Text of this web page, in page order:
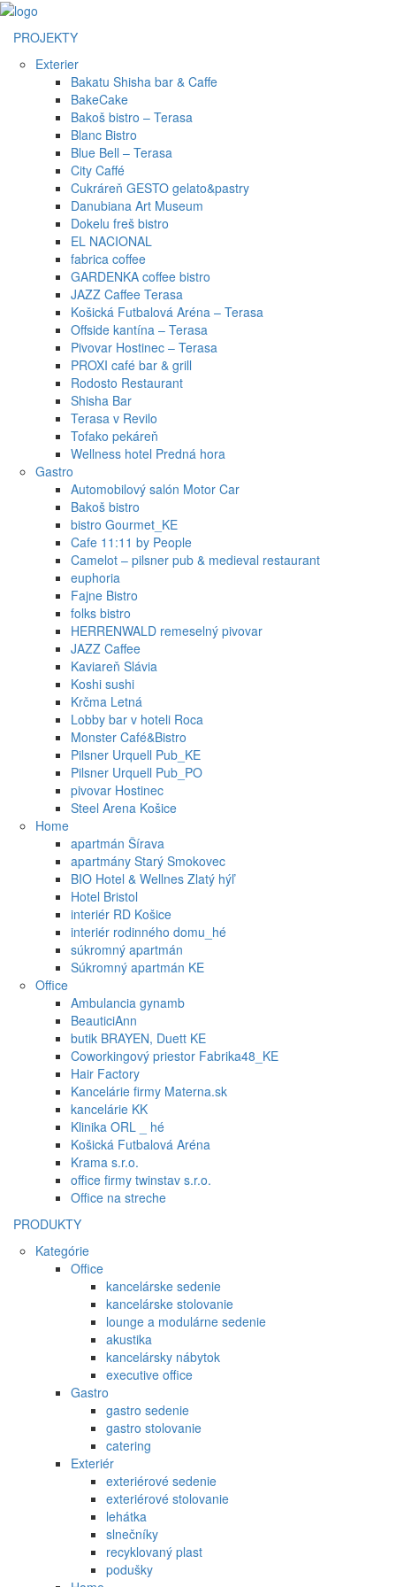
PROJEKTY
Exterier
Bakatu Shisha bar & Caffe
BakeCake
Bakoš bistro – Terasa
Blanc Bistro
Blue Bell – Terasa
City Caffé
Cukráreň GESTO gelato&pastry
Danubiana Art Museum
Dokelu freš bistro
EL NACIONAL
fabrica coffee
GARDENKA coffee bistro
JAZZ Caffee Terasa
Košická Futbalová Aréna – Terasa
Offside kantína – Terasa
Pivovar Hostinec – Terasa
PROXI café bar & grill
Rodosto Restaurant
Shisha Bar
Terasa v Revilo
Tofako pekáreň
Wellness hotel Predná hora
Gastro
Automobilový salón Motor Car
Bakoš bistro
bistro Gourmet_KE
Cafe 11:11 by People
Camelot – pilsner pub & medieval restaurant
euphoria
Fajne Bistro
folks bistro
HERRENWALD remeselný pivovar
JAZZ Caffee
Kaviareň Slávia
Koshi sushi
Krčma Letná
Lobby bar v hoteli Roca
Monster Café&Bistro
Pilsner Urquell Pub_KE
Pilsner Urquell Pub_PO
pivovar Hostinec
Steel Arena Košice
Home
apartmán Šírava
apartmány Starý Smokovec
BIO Hotel & Wellnes Zlatý hýľ
Hotel Bristol
interiér RD Košice
interiér rodinného domu_hé
súkromný apartmán
Súkromný apartmán KE
Office
Ambulancia gynamb
BeauticiAnn
butik BRAYEN, Duett KE
Coworkingový priestor Fabrika48_KE
Hair Factory
Kancelárie firmy Materna.sk
kancelárie KK
Klinika ORL _ hé
Košická Futbalová Aréna
Krama s.r.o.
office firmy twinstav s.r.o.
Office na streche
PRODUKTY
Kategórie
Office
kancelárske sedenie
kancelárske stolovanie
lounge a modulárne sedenie
akustika
kancelársky nábytok
executive office
Gastro
gastro sedenie
gastro stolovanie
catering
Exteriér
exteriérové sedenie
exteriérové stolovanie
lehátka
slnečníky
recyklovaný plast
podušky